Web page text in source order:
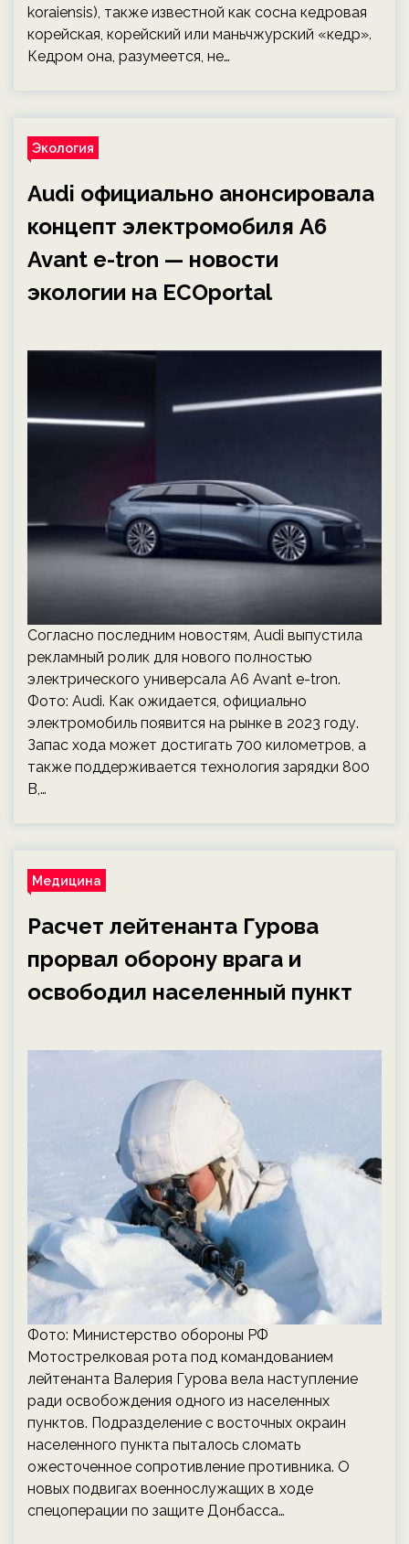
koraiensis), также известной как сосна кедровая
корейская, корейский или маньчжурский «кедр».
Кедром она, разумеется, не…
Экология
Audi официально анонсировала
концепт электромобиля A6
Avant e-tron — новости
экологии на ECOportal
Согласно последним новостям, Audi выпустила
рекламный ролик для нового полностью
электрического универсала A6 Avant e-tron.
Фото: Audi. Как ожидается, официально
электромобиль появится на рынке в 2023 году.
Запас хода может достигать 700 километров, а
также поддерживается технология зарядки 800
В,…
Медицина
Расчет лейтенанта Гурова
прорвал оборону врага и
освободил населенный пункт
Фото: Министерство обороны РФ
Мотострелковая рота под командованием
лейтенанта Валерия Гурова вела наступление
ради освобождения одного из населенных
пунктов. Подразделение с восточных окраин
населенного пункта пыталось сломать
ожесточенное сопротивление противника. О
новых подвигах военнослужащих в ходе
спецоперации по защите Донбасса…